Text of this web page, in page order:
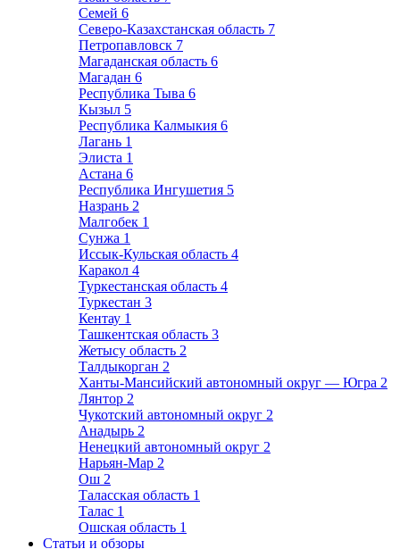
Семей 6
Северо-Казахстанская область 7
Петропавловск 7
Магаданская область 6
Магадан 6
Республика Тыва 6
Кызыл 5
Республика Калмыкия 6
Лагань 1
Элиста 1
Астана 6
Республика Ингушетия 5
Назрань 2
Малгобек 1
Сунжа 1
Иссык-Кульская область 4
Каракол 4
Туркестанская область 4
Туркестан 3
Кентау 1
Ташкентская область 3
Жетысу область 2
Талдыкорган 2
Ханты-Мансийский автономный округ — Югра 2
Лянтор 2
Чукотский автономный округ 2
Анадырь 2
Ненецкий автономный округ 2
Нарьян-Мар 2
Ош 2
Таласская область 1
Талас 1
Ошская область 1
Статьи и обзоры